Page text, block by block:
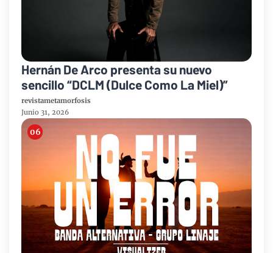
Hernán De Arco presenta su nuevo
sencillo “DCLM (Dulce Como La Miel)”
revistametamorfosis
Junio 31, 2026